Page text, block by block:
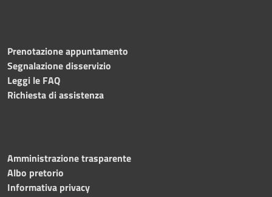
Prenotazione appuntamento
Segnalazione disservizio
Leggi le FAQ
Richiesta di assistenza
Amministrazione trasparente
Albo pretorio
Informativa privacy